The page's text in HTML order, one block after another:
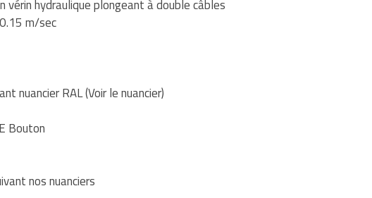
vérin hydraulique plongeant à double câbles
m/sec
nuancier RAL (Voir le nuancier)
Bouton
nos nuanciers